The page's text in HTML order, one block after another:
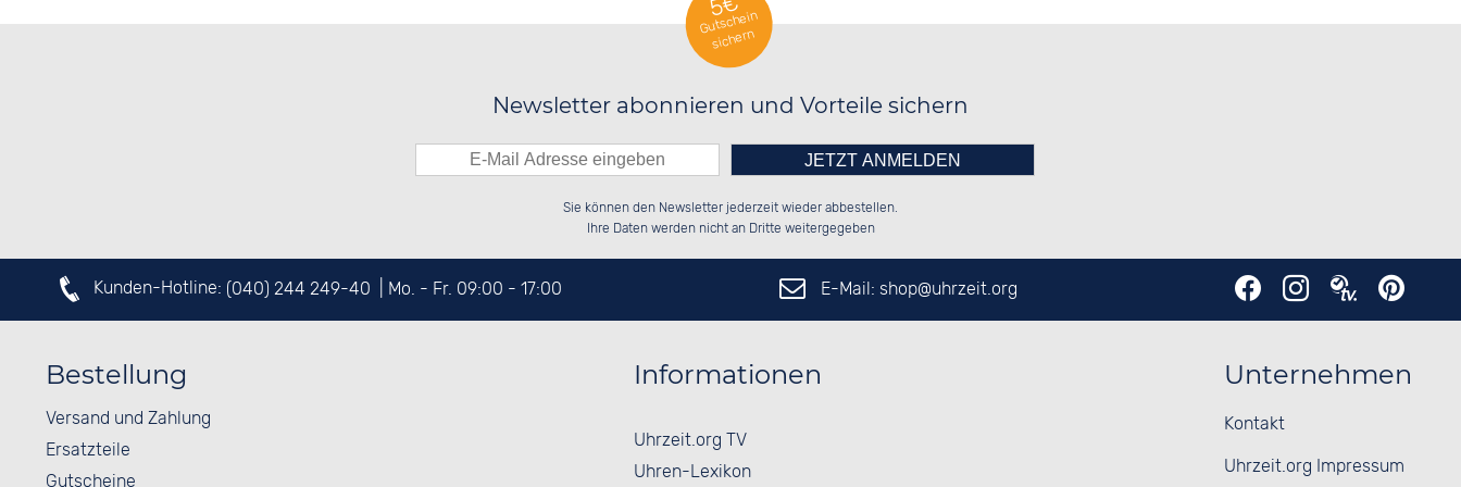
Gutschein
sichern
Newsletter abonnieren und Vorteile sichern
██░░██░░██░░██░░██░░██░░░░░░██░░
██████░░██████░░██████░░░░████░░
░░░░██░░██░░██░░░░░░██░░░░░░██░░
Bitte tragen Sie die Zahl in
das nebenstehende Feld ein.
Sie können den Newsletter jederzeit wieder abbestellen.
Ihre Daten werden nicht an Dritte weitergegeben
Kunden-Hotline: (040) 244 249-40 | Mo. - Fr. 09:00 - 17:00 E-Mail: shop@uhrzeit.org
Bestellung
Versand und Zahlung
Ersatzteile
Gutscheine
Informationen
Uhrzeit.org TV
Uhren-Lexikon
Unternehmen
Kontakt
Uhrzeit.org Impressum